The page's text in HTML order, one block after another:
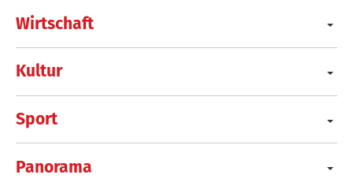
Wirtschaft
Kultur
Sport
Panorama